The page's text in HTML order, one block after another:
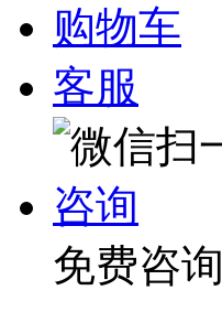
购物车
客服
咨询
免费咨询